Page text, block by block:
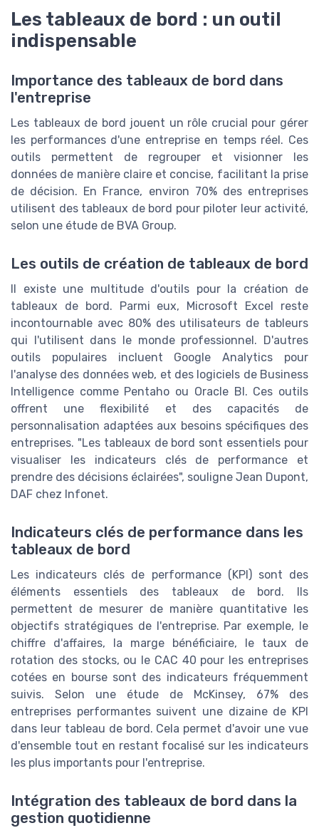
Les tableaux de bord : un outil
indispensable
Importance des tableaux de bord dans
l'entreprise
Les tableaux de bord jouent un rôle crucial pour gérer
les performances d'une entreprise en temps réel. Ces
outils permettent de regrouper et visionner les
données de manière claire et concise, facilitant la prise
de décision. En France, environ 70% des entreprises
utilisent des tableaux de bord pour piloter leur activité,
selon une étude de BVA Group.
Les outils de création de tableaux de bord
Il existe une multitude d'outils pour la création de
tableaux de bord. Parmi eux, Microsoft Excel reste
incontournable avec 80% des utilisateurs de tableurs
qui l'utilisent dans le monde professionnel. D'autres
outils populaires incluent Google Analytics pour
l'analyse des données web, et des logiciels de Business
Intelligence comme Pentaho ou Oracle BI. Ces outils
offrent une flexibilité et des capacités de
personnalisation adaptées aux besoins spécifiques des
entreprises. "Les tableaux de bord sont essentiels pour
visualiser les indicateurs clés de performance et
prendre des décisions éclairées", souligne Jean Dupont,
DAF chez Infonet.
Indicateurs clés de performance dans les
tableaux de bord
Les indicateurs clés de performance (KPI) sont des
éléments essentiels des tableaux de bord. Ils
permettent de mesurer de manière quantitative les
objectifs stratégiques de l'entreprise. Par exemple, le
chiffre d'affaires, la marge bénéficiaire, le taux de
rotation des stocks, ou le CAC 40 pour les entreprises
cotées en bourse sont des indicateurs fréquemment
suivis. Selon une étude de McKinsey, 67% des
entreprises performantes suivent une dizaine de KPI
dans leur tableau de bord. Cela permet d'avoir une vue
d'ensemble tout en restant focalisé sur les indicateurs
les plus importants pour l'entreprise.
Intégration des tableaux de bord dans la
gestion quotidienne